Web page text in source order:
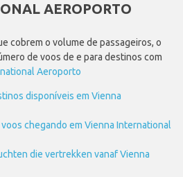
AEROPORTO
cobrem o volume de passageiros, o
de voos de e para destinos com
Aeroporto
disponíveis em Vienna
voos chegando em Vienna International
die vertrekken vanaf Vienna